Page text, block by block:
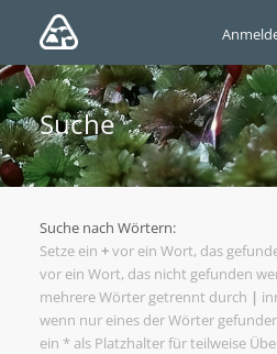
Suche
Suche nach Wörtern:
Setze ein +vor ein Wort, das
vor ein Wort, das nicht gefunden
mehrere Wörter getrennt durch |
wenn nur eines der Wörter
ein * als Platzhalter für teilweise